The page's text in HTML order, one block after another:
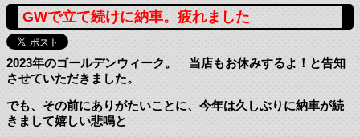
GWで立て続けに納車。疲れました
2023年のゴールデンウィーク。 当店もお休みするよ！と告知
させていただきました。
でも、その前にありがたいことに、今年は久しぶりに納車が続
きまして嬉しい悲鳴と